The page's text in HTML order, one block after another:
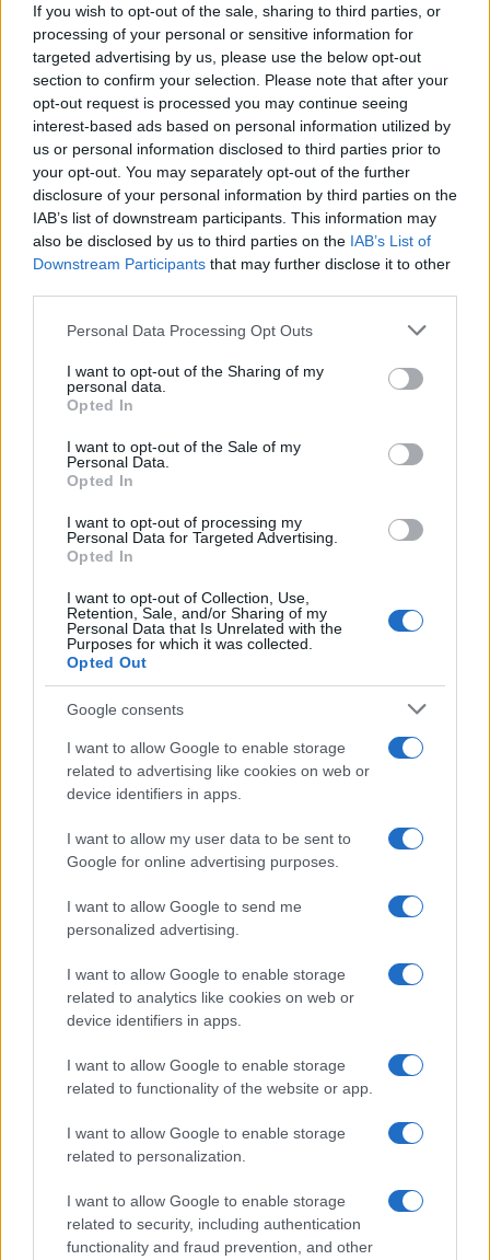
If you wish to opt-out of the sale, sharing to third parties, or
processing of your personal or sensitive information for
targeted advertising by us, please use the below opt-out
section to confirm your selection. Please note that after your
opt-out request is processed you may continue seeing
interest-based ads based on personal information utilized by
us or personal information disclosed to third parties prior to
your opt-out. You may separately opt-out of the further
disclosure of your personal information by third parties on the
IAB’s list of downstream participants. This information may
also be disclosed by us to third parties on the IAB’s List of
Downstream Participants that may further disclose it to other
Please note that this website/app uses one or more Google
not limited to your visit or usage behaviour. You may click to
grant or deny consent to Google and its third-party tags to
use your data for below specified purposes in below Google
consent section.
Personal Data Processing Opt Outs
I want to opt-out of the Sharing of my
personal data.
Opted In
I want to opt-out of the Sale of my
Personal Data.
Opted In
I want to opt-out of processing my
Personal Data for Targeted Advertising.
Opted In
I want to opt-out of Collection, Use,
Retention, Sale, and/or Sharing of my
Personal Data that Is Unrelated with the
Purposes for which it was collected.
Opted Out
Google consents
I want to allow Google to enable storage
related to advertising like cookies on web or
device identifiers in apps.
I want to allow my user data to be sent to
Google for online advertising purposes.
I want to allow Google to send me
personalized advertising.
I want to allow Google to enable storage
related to analytics like cookies on web or
device identifiers in apps.
I want to allow Google to enable storage
related to functionality of the website or app.
I want to allow Google to enable storage
related to personalization.
I want to allow Google to enable storage
related to security, including authentication
functionality and fraud prevention, and other
Combinare queste pratiche in una strategia
coerente — dall’UGC alla produzione professionale,
fino alle soluzioni interattive — consente a un hotel
di comunicare non solo cosa offre, ma soprattutto
come si vive il soggiorno. Un piano editoriale che
alterni contenuti autentici, foto professionali e
video mirati, integrato con tool interattivi sul sito,
trasforma il visitatore digitale in un ospite reale con
AUTORE
Martina Marchesi
ha coperto il piano urbanistico di Firenze,
sostenendo una linea editoriale basata
un dettaglio personale riconoscibile: una
mappa manoscritta dei rioni fiorentini nella sua
agenda.
Continua a leggere